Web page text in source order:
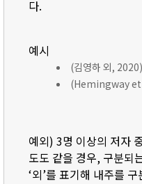
다.
예시
(김영하 외, 2020)
(Hemingway et
예외) 3명 이상의 저자
도도 같을 경우, 구분되
‘외’를 표기해 내주를